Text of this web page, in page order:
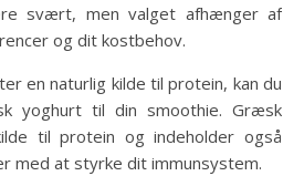
svært, men valget afhænger af
og dit kostbehov.
en naturlig kilde til protein, kan du
yoghurt til din smoothie. Græsk
til protein og indeholder også
med at styrke dit immunsystem.